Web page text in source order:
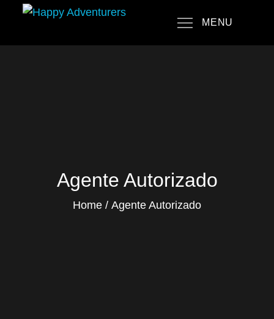
content
MENU
Agente Autorizado
Home Agente Autorizado